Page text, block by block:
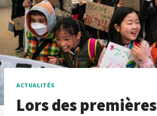
ACTUALITÉS
Lors des premières